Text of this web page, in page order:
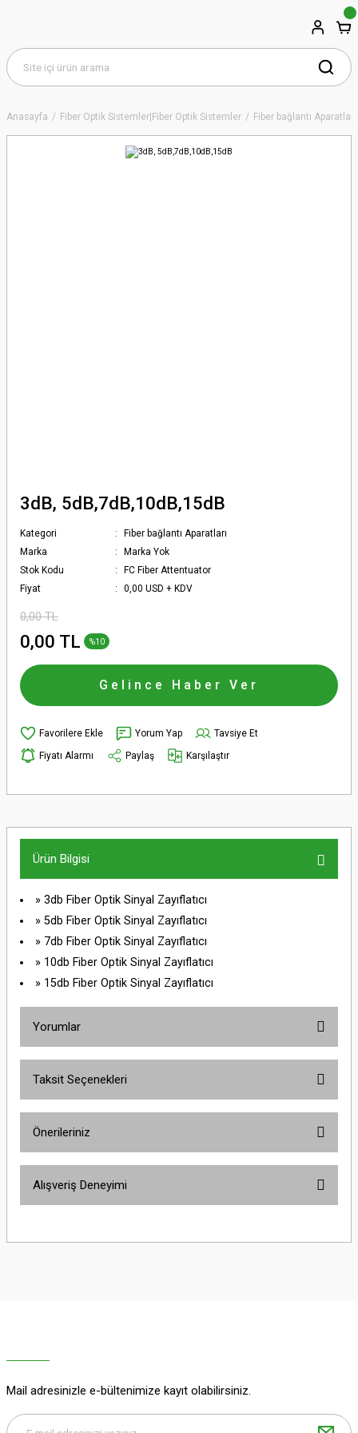
Anasayfa Fiber Optik Sistemler|Fiber Optik Sistemler Fiber bağlantı Aparatları
3dB, 5dB,7dB,10dB,15dB
Kategori
Fiber bağlantı Aparatları
Marka
Marka Yok
Stok Kodu
FC Fiber Attentuator
Fiyat
0,00 USD + KDV
0,00 TL
0,00 TL %10
Gelince Haber Ver
Yorum Yap
Tavsiye Et
Fiyatı Alarmı
Paylaş Karşılaştır
Ürün Bilgisi
» 3db Fiber Optik Sinyal Zayıflatıcı
» 5db Fiber Optik Sinyal Zayıflatıcı
» 7db Fiber Optik Sinyal Zayıflatıcı
» 10db Fiber Optik Sinyal Zayıflatıcı
» 15db Fiber Optik Sinyal Zayıflatıcı
Yorumlar
Taksit Seçenekleri
Önerileriniz
yetersiz gördüğünüz noktaları öneri formunu kullanarak tarafımıza
Alışveriş Deneyimi
Mail adresinizle e-bültenimize kayıt olabilirsiniz.